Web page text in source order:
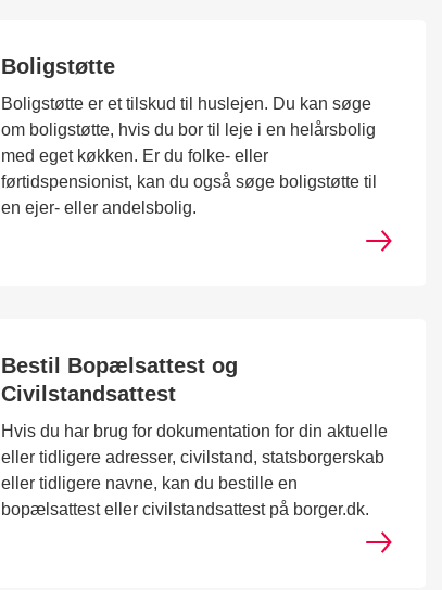
Boligstøtte
Boligstøtte er et tilskud til huslejen. Du kan søge
om boligstøtte, hvis du bor til leje i en helårsbolig
med eget køkken. Er du folke- eller
førtidspensionist, kan du også søge boligstøtte til
en ejer- eller andelsbolig.
Bestil Bopælsattest og
Civilstandsattest
Hvis du har brug for dokumentation for din aktuelle
eller tidligere adresser, civilstand, statsborgerskab
eller tidligere navne, kan du bestille en
bopælsattest eller civilstandsattest på borger.dk.